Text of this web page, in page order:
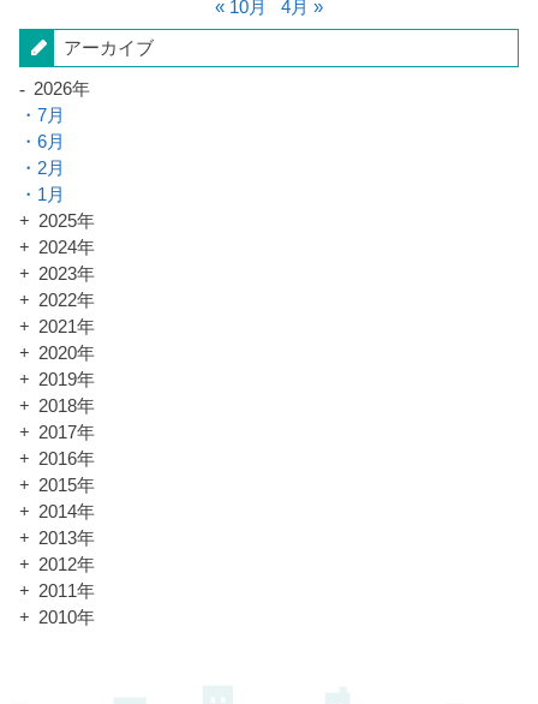
« 10月 4月 »
アーカイブ
2026年
7月
6月
2月
1月
2025年
2024年
2023年
2022年
2021年
2020年
2019年
2018年
2017年
2016年
2015年
2014年
2013年
2012年
2011年
2010年